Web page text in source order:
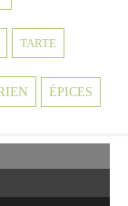
TARTE
ÉPICES